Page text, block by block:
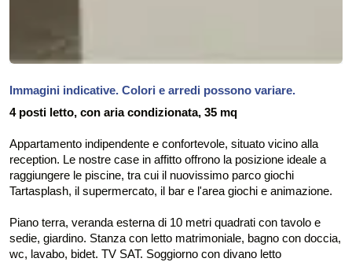
Immagini indicative. Colori e arredi possono variare.
4 posti letto, con aria condizionata, 35 mq
Appartamento indipendente e confortevole, situato vicino alla
reception. Le nostre case in affitto offrono la posizione ideale a
raggiungere le piscine, tra cui il nuovissimo parco giochi
Tartasplash, il supermercato, il bar e l'area giochi e animazione.
Piano terra, veranda esterna di 10 metri quadrati con tavolo e
sedie, giardino. Stanza con letto matrimoniale, bagno con doccia,
wc, lavabo, bidet. TV SAT. Soggiorno con divano letto